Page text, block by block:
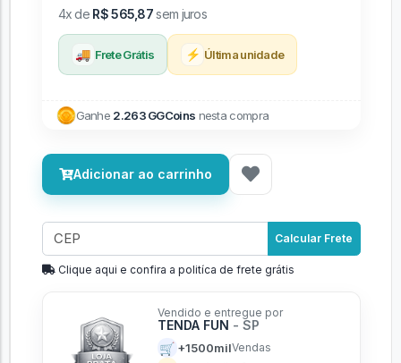
4x de R$ 565,87sem juros
🚚 Frete Grátis ⚡ Última unidade
Ganhe 2.263 GGCoins nesta compra
Adicionar ao carrinho
Calcular Frete
Clique aqui e confira a politíca de frete grátis
Vendido e entregue por
TENDA FUN - SP
🛒 +1500milVendas